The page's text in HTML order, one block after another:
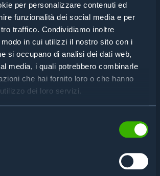
per personalizzare contenuti ed
funzionalità dei social media e per
traffico. Condividiamo inoltre
in cui utilizzi il nostro sito con i
si occupano di analisi dei dati web,
media, i quali potrebbero combinarle
che hai fornito loro o che hanno
dei loro servizi.
rapidamente lotti di produzione
di lavorazione?
PER UNA